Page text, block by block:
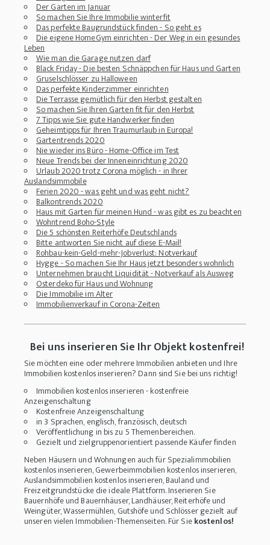
Der Garten im Januar
So machen Sie Ihre Immobilie winterfit
Das perfekte Baugrundstück finden - So geht es
Die eigene HomeGym einrichten - Der Weg in ein gesundes
Leben
Wie man die Garage nutzen darf
Black Friday - Die besten Schnäppchen für Haus und Garten
Gruselschlösser zu Halloween
Das perfekte Kinderzimmer einrichten
Die Terrasse gemütlich für den Herbst gestalten
So machen Sie Ihren Garten fit für den Herbst
7 Tipps wie Sie gute Handwerker finden
Geheimtipps für Ihren Traumurlaub in Europa!
Gartentrends 2020
Nie wieder ins Büro - Home-Office im Test
Neue Trends bei der Inneneinrichtung 2020
Urlaub 2020 trotz Corona möglich - in Ihrer
Auslandsimmobile
Ferien 2020 - was geht und was geht nicht?
Balkontrends 2020
Haus mit Garten für meinen Hund - was gibt es zu beachten
Wohntrend Boho-Style
Die 5 schönsten Reiterhöfe Deutschlands
Bitte antworten Sie nicht auf diese E-Mail!
Rohbau-kein-Geld-mehr-Jobverlust: Notverkauf
Hygge - So machen Sie Ihr Haus jetzt besonders wohnlich
Unternehmen braucht Liquidität - Notverkauf als Ausweg
Osterdeko für Haus und Wohnung
Die Immobilie im Alter
Immobilienverkauf in Corona-Zeiten
Bei uns inserieren Sie Ihr Objekt kostenfrei!
Sie möchten eine oder mehrere Immobilien anbieten und Ihre
Immobilien kostenlos inserieren? Dann sind Sie bei uns richtig!
Immobilien kostenlos inserieren - kostenfreie
Anzeigenschaltung
Kostenfreie Anzeigenschaltung
in 3 Sprachen, englisch, französisch, deutsch
Veröffentlichung in bis zu 5 Themenbereichen.
Gezielt und zielgruppenorientiert passende Käufer finden
Neben Häusern und Wohnungen auch für Spezialimmobilien
kostenlos inserieren, Gewerbeimmobilien kostenlos inserieren,
Auslandsimmobilien kostenlos inserieren, Bauland und
Freizeitgrundstücke die ideale Plattform. Inserieren Sie
Bauernhöfe und Bauernhäuser, Landhäuser, Reiterhöfe und
Weingüter, Wassermühlen, Gutshöfe und Schlösser gezielt auf
unseren vielen Immobilien-Themenseiten. Für Siekostenlos!